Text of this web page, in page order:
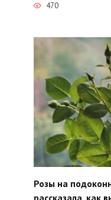
470
Розы на